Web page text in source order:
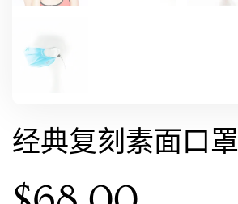
经典复刻素面口罩